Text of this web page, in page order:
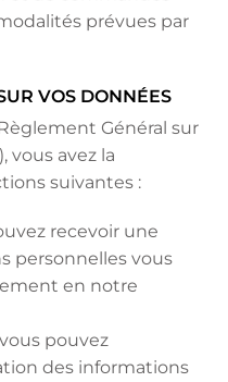
prévues par
VOS DONNÉES
Général sur
vous avez la
suivantes :
recevoir une
personnelles vous
en notre
pouvez
des informations